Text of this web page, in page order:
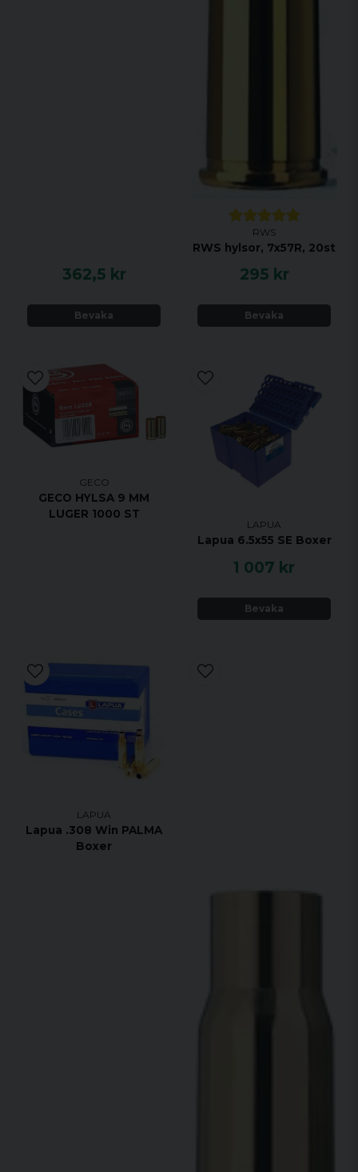
362,5 kr
Bevaka
RWS
RWS hylsor, 7x57R, 20st
295 kr
Bevaka
GECO
GECO HYLSA 9 MM
LUGER 1000 ST
LAPUA
Lapua 6.5x55 SE Boxer
1 007 kr
Bevaka
LAPUA
Lapua .308 Win PALMA
Boxer